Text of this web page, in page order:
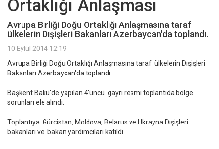
Ortaklığı Anlaşması
Avrupa Birliği Doğu Ortaklığı Anlaşmasına taraf
ülkelerin Dışişleri Bakanları Azerbaycan'da toplandı.
10 Eylül 2014 12:19
Avrupa Birliği Doğu Ortaklığı Anlaşmasına taraf ülkelerin Dışişleri
Bakanları Azerbaycan'da toplandı.
Başkent Bakü'de yapılan 4'üncü gayri resmi toplantıda bölge
sorunları ele alındı.
Toplantıya Gürcistan, Moldova, Belarus ve Ukrayna Dışişleri
bakanları ve bakan yardımcıları katıldı.